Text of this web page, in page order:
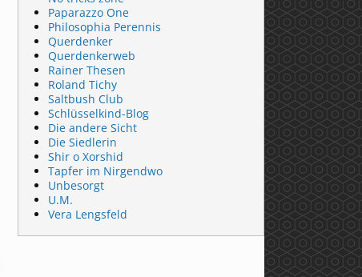
Paparazzo One
Philosophia Perennis
Querdenker
Querdenkerweb
Rainer Thesen
Roland Tichy
Saltbush Club
Schlüsselkind-Blog
Die andere Sicht
Die Siedlerin
Shir o Xorshid
Tapfer im Nirgendwo
Unbesorgt
U.M.
Vera Lengsfeld